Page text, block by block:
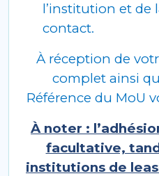
l’institution et de
contact.
À réception de
complet ainsi
Référence du MoU
À noter :
facultative,
institutions de